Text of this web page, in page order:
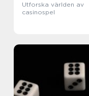
Utforska världen av
casinospel